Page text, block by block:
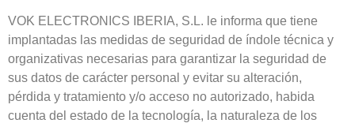
VOK ELECTRONICS IBERIA, S.L. le informa que tiene
implantadas las medidas de seguridad de índole técnica y
organizativas necesarias para garantizar la seguridad de
sus datos de carácter personal y evitar su alteración,
pérdida y tratamiento y/o acceso no autorizado, habida
cuenta del estado de la tecnología, la naturaleza de los